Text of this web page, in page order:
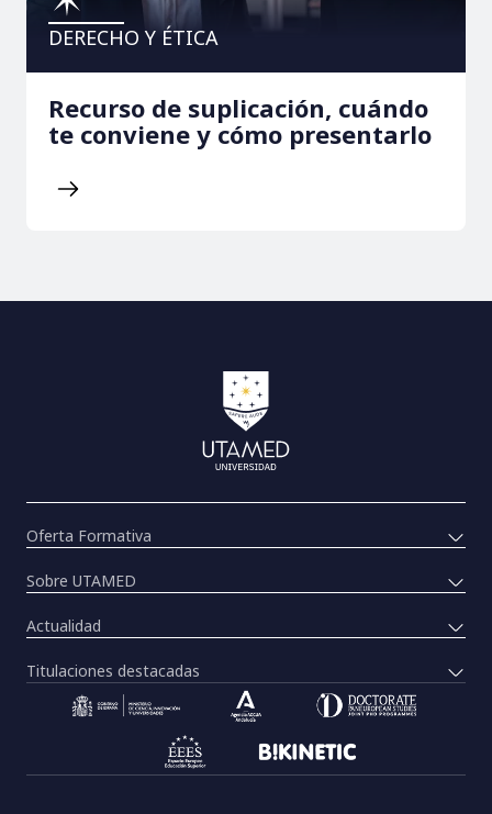
DERECHO Y ÉTICA
Recurso de suplicación, cuándo
te conviene y cómo presentarlo
Oferta Formativa
Sobre UTAMED
Actualidad
Titulaciones destacadas